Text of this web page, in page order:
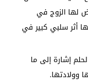
لها الزوج في
أثر سلبي كبير في
إشارة إلى ما
وولادتها.